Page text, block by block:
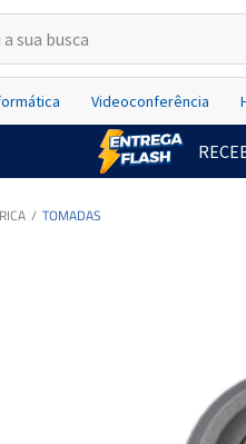
Videoconferência
TOMADAS